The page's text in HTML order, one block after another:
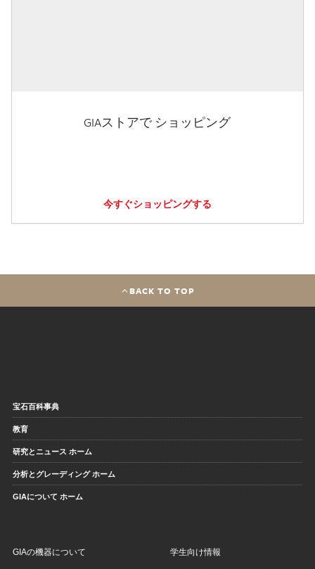
GIAストアで ショッピング
今すぐショッピングする
BACK TO TOP
宝石百科事典
教育
研究とニュース ホーム
分析とグレーディング ホーム
GIAについて ホーム
GIAの機器について 学生向け情報